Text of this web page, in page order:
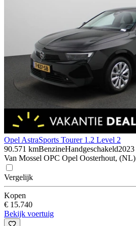
Opel AstraSports Tourer 1.2 Level 2
90.571 kmBenzineHandgeschakeld2023
Van Mossel OPC Opel Oosterhout, (NL)
Vergelijk
Kopen
€ 15.740
Bekijk voertuig